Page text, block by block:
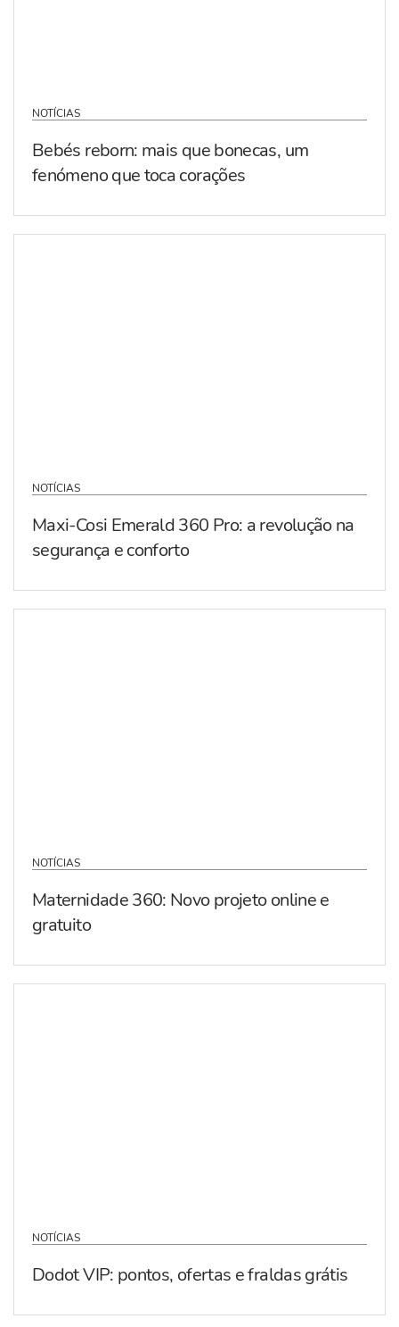
NOTÍCIAS
Bebés reborn: mais que bonecas, um
fenómeno que toca corações
NOTÍCIAS
Maxi-Cosi Emerald 360 Pro: a revolução na
segurança e conforto
NOTÍCIAS
Maternidade 360: Novo projeto online e
gratuito
NOTÍCIAS
Dodot VIP: pontos, ofertas e fraldas grátis